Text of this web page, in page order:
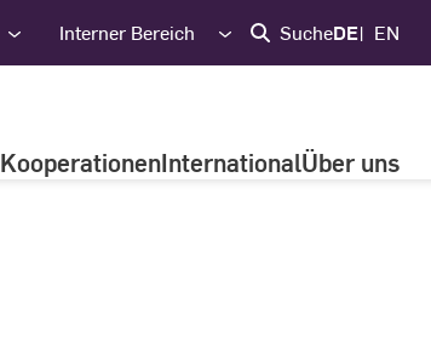
Interner Bereich SucheDE EN
KooperationenInternationalÜber uns